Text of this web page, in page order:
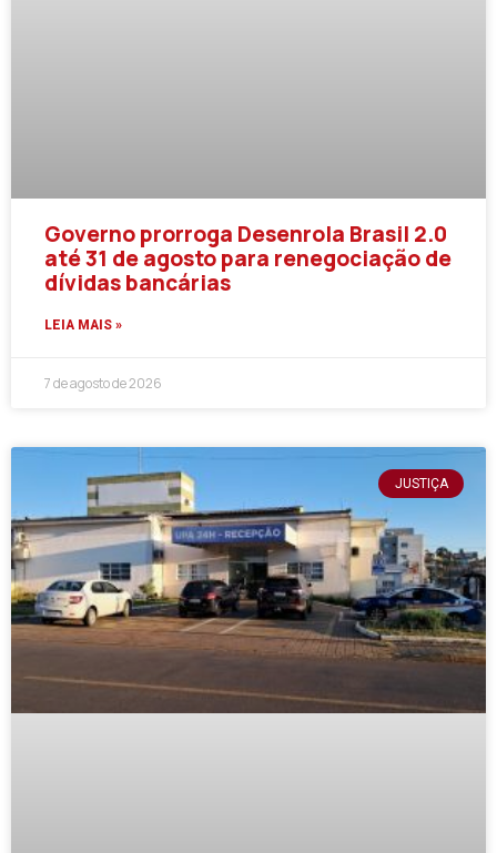
Governo prorroga Desenrola Brasil 2.0
até 31 de agosto para renegociação de
dívidas bancárias
LEIA MAIS »
7 de agosto de 2026
JUSTIÇA